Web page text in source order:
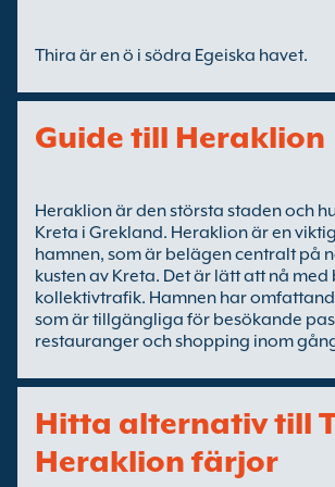
Thira är en ö i södra Egeiska havet.
Guide till Heraklion
Heraklion är den största staden och
Kreta i Grekland. Heraklion är en
hamnen, som är belägen centralt på
kusten av Kreta. Det är lätt att nå med
kollektivtrafik. Hamnen har
som är tillgängliga för besökande
restauranger och shopping inom
Hitta alternativ till
Heraklion färjor